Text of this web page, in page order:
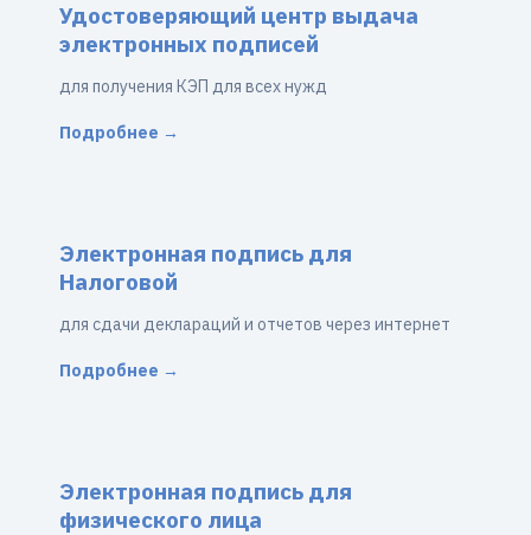
Удостоверяющий центр выдача
электронных подписей
для получения КЭП для всех нужд
Подробнее →
Электронная подпись для
Налоговой
для сдачи деклараций и отчетов через интернет
Подробнее →
Электронная подпись для
физического лица